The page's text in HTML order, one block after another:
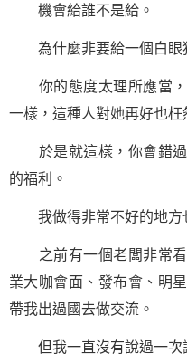
機會給誰不是給。
為什麼非要給一個白眼
你的態度太理所應當，
一樣，這種人對她再好也枉
於是就這樣，你會錯過
的福利。
我做得非常不好的地方
之前有一個老闆非常看
業大咖會面、發布會、明
帶我出過國去做交流。
但我一直沒有說過一次